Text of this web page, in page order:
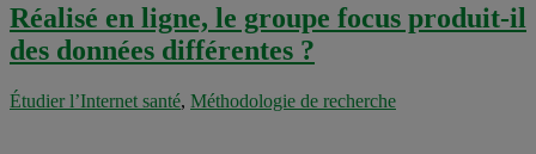
Réalisé en ligne, le groupe focus produit-il
des données différentes ?
Étudier l’Internet santé, Méthodologie de recherche